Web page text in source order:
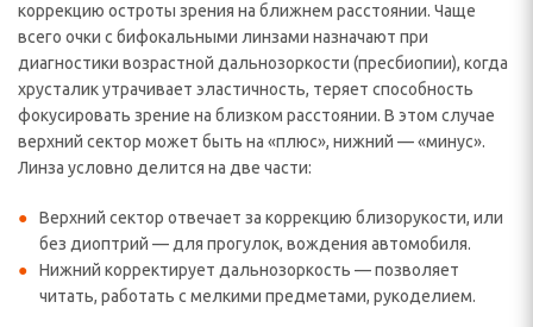
коррекцию остроты зрения на ближнем расстоянии. Чаще
всего очки с бифокальными линзами назначают при
диагностики возрастной дальнозоркости (пресбиопии), когда
хрусталик утрачивает эластичность, теряет способность
фокусировать зрение на близком расстоянии. В этом случае
верхний сектор может быть на «плюс», нижний — «минус».
Линза условно делится на две части:
Верхний сектор отвечает за коррекцию близорукости, или
без диоптрий — для прогулок, вождения автомобиля.
Нижний корректирует дальнозоркость — позволяет
читать, работать с мелкими предметами, рукоделием.